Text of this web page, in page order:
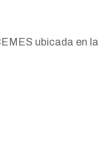
ubicada en la